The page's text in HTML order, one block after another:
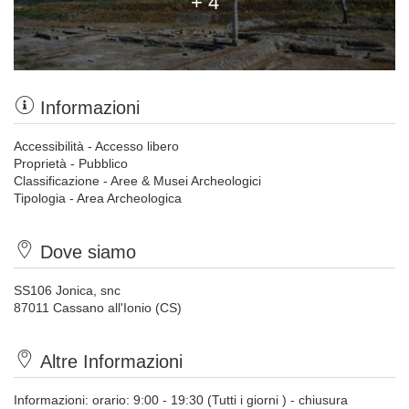
Informazioni
Accessibilità - Accesso libero
Proprietà - Pubblico
Classificazione - Aree & Musei Archeologici
Tipologia - Area Archeologica
Dove siamo
SS106 Jonica, snc
87011 Cassano all'Ionio (CS)
Altre Informazioni
Informazioni: orario: 9:00 - 19:30 (Tutti i giorni ) - chiusura